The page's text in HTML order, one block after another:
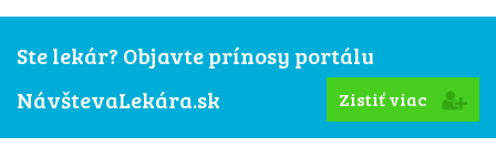
Ste lekár? Objavte prínosy portálu
NávštevaLekára.sk
Zistiť viac